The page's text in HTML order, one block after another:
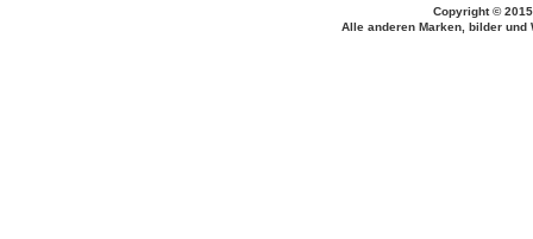
Copyright ©
Alle anderen Marken, bilder und